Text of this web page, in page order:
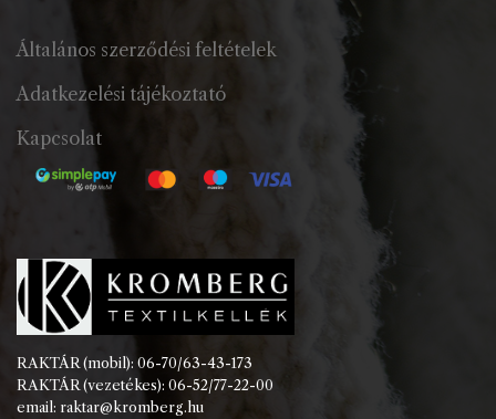
Általános szerződési feltételek
Adatkezelési tájékoztató
Kapcsolat
RAKTÁR (mobil): 06-70/63-43-173
RAKTÁR (vezetékes): 06-52/77-22-00
email: raktar@kromberg.hu